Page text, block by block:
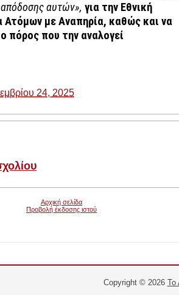
απόδοσης αυτών», για την Εθνική
Ατόμων με Αναπηρία, καθώς και να
πόρος που την αναλογεί
24, 2025
Αρχική σελίδα
Προβολή έκδοσης ιστού
Copyright © 2026 Το